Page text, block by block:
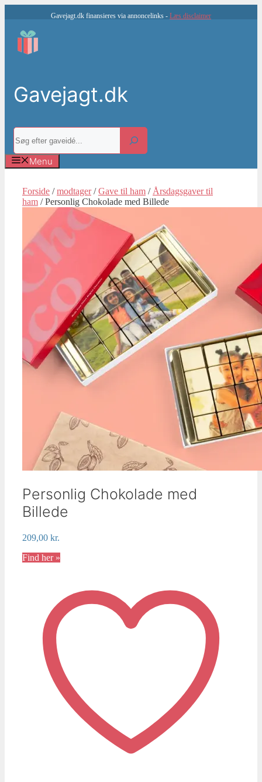
indhold
Gavejagt.dk finansieres via annoncelinks - Læs disclaimer
Gavejagt.dk
Søg
Menu
Forside /modtager/Gave til ham / Årsdagsgaver til
ham / Personlig Chokolade med Billede
Personlig Chokolade med
Billede
209,00 kr.
Find her »